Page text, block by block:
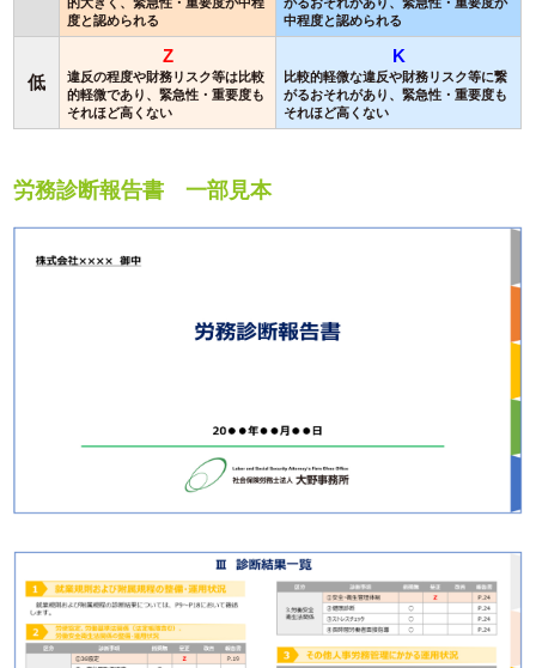
度と認められる
中程度と認められる
低
Z
違反の程度や財務リスク等は比較
的軽微であり、緊急性・重要度も
それほど高くない
K
比較的軽微な違反や財務リスク等に繋
がるおそれがあり、緊急性・重要度も
それほど高くない
労務診断報告書 一部見本